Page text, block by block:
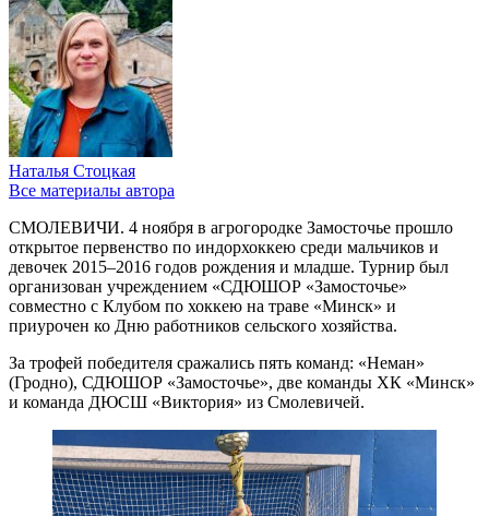
Наталья Стоцкая
Все материалы автора
СМОЛЕВИЧИ. 4 ноября в агрогородке Замосточье прошло
открытое первенство по индорхоккею среди мальчиков и
девочек 2015–2016 годов рождения и младше. Турнир был
организован учреждением «СДЮШОР «Замосточье»
совместно с Клубом по хоккею на траве «Минск» и
приурочен ко Дню работников сельского хозяйства.
За трофей победителя сражались пять команд: «Неман»
(Гродно), СДЮШОР «Замосточье», две команды ХК «Минск»
и команда ДЮСШ «Виктория» из Смолевичей.